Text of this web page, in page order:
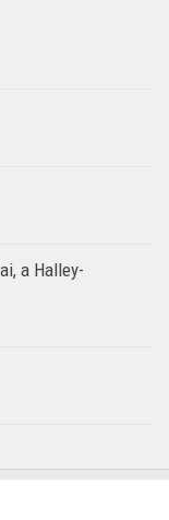
a Halley-